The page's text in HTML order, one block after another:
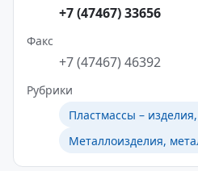
+7 (47467) 33656
Факс
+7 (47467) 46392
Рубрики
Пластмассы –
Металлоизделия,